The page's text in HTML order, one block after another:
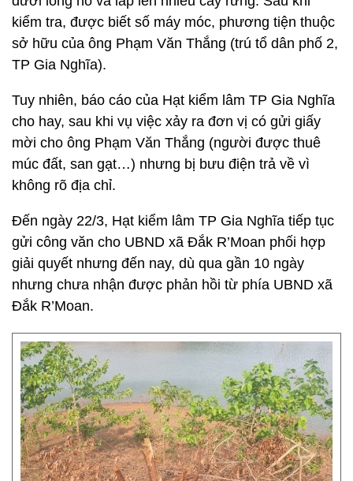
kiểm tra, được biết số máy móc, phương tiện thuộc
sở hữu của ông Phạm Văn Thắng (trú tổ dân phố 2,
TP Gia Nghĩa).
Tuy nhiên, báo cáo của Hạt kiểm lâm TP Gia Nghĩa
cho hay, sau khi vụ việc xảy ra đơn vị có gửi giấy
mời cho ông Phạm Văn Thắng (người được thuê
múc đất, san gạt…) nhưng bị bưu điện trả về vì
không rõ địa chỉ.
Đến ngày 22/3, Hạt kiểm lâm TP Gia Nghĩa tiếp tục
gửi công văn cho UBND xã Đắk R’Moan phối hợp
giải quyết nhưng đến nay, dù qua gần 10 ngày
nhưng chưa nhận được phản hồi từ phía UBND xã
Đắk R’Moan.